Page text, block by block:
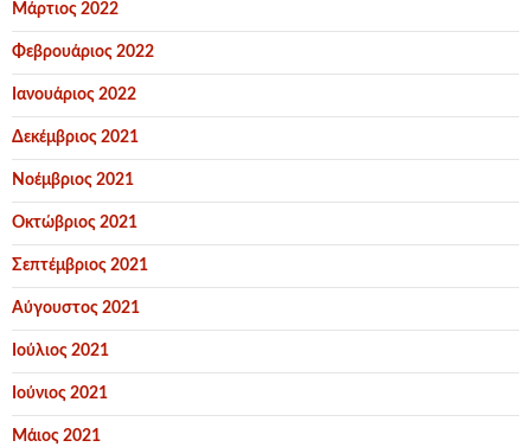
Μάρτιος 2022
Φεβρουάριος 2022
Ιανουάριος 2022
Δεκέμβριος 2021
Νοέμβριος 2021
Οκτώβριος 2021
Σεπτέμβριος 2021
Αύγουστος 2021
Ιούλιος 2021
Ιούνιος 2021
Μάιος 2021